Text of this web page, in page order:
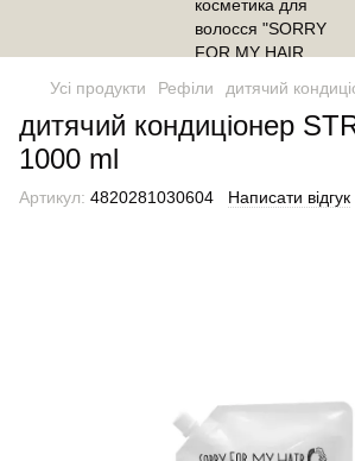
Усі продукти Рефіли дитячий
дитячий кондиціонер
1000 ml
Артикул: 4820281030604 Написати відгук